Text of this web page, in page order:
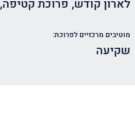
לארון קודש, פרוכת קטיפה,
מוטיבים מרכזיים לפרוכת:
שקיעה